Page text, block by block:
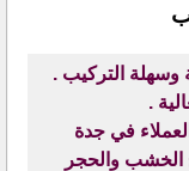
وسهلة التركيب .
.
في جدة
والحجر